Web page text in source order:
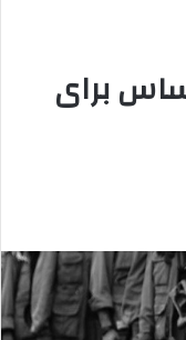
برای